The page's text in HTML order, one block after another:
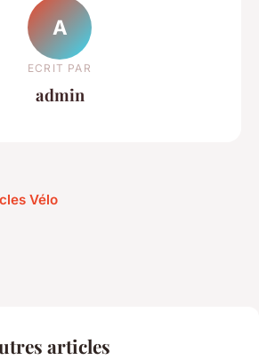
A
ECRIT PAR
admin
Vélo
articles